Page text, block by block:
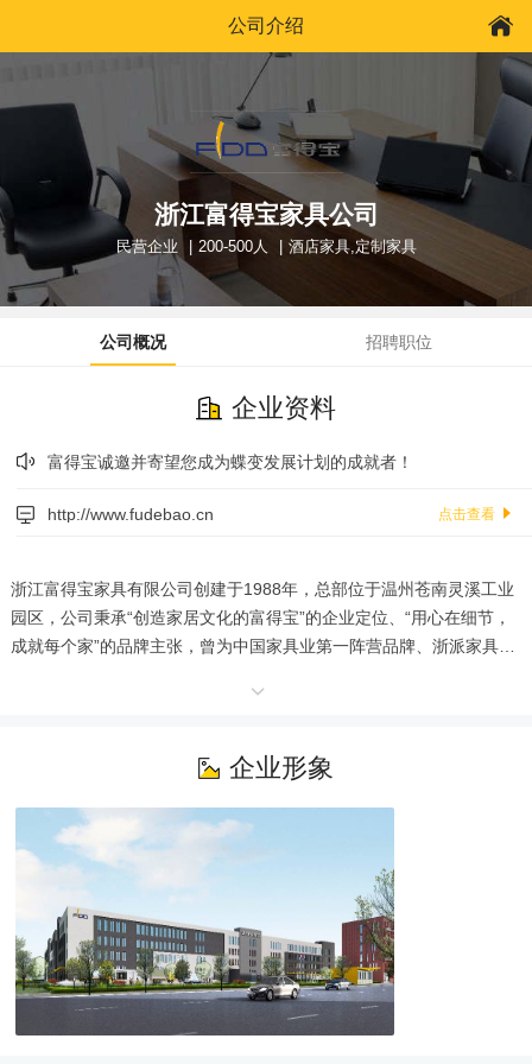
公司介绍
浙江富得宝家具公司
民营企业 200-500人 酒店家具,定制家具
公司概况 招聘职位
企业资料
富得宝诚邀并寄望您成为蝶变发展计划的成就者！
http://www.fudebao.cn 点击查看
浙江富得宝家具有限公司创建于1988年，总部位于温州苍南灵溪工业
园区，公司秉承“创造家居文化的富得宝”的企业定位、“用心在细节，
成就每个家”的品牌主张，曾为中国家具业第一阵营品牌、浙派家具的
       新时期，富得宝成功转型为“酒店、公寓家具专业定制”一站式服务
家具定制级研发、制造和安装服务，是学校/企业宿舍公寓家具的一站
式提供商，是温州肯恩大学、温州商学院、金竹嘉园（天都养老
院）、一鸣食品、爱好笔业、文成百丈漈嘉南美地康养项目、（宏地·
龙湾）亲和雅园康养项目、温州君廷大酒店等众多行业优秀单位的合
作伙伴。
       使命：在实现全体员工物质和精神双幸福的同时，让人们居住更
美好！
       愿景：2029年成为中国宿舍公寓家具的领跑者，成为客户信赖、
企业形象